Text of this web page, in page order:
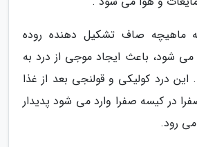
ماهیچه صاف تشکیل دهنده روده
شود، باعث ایجاد موجی از درد به
درد کولیکی و قولنجی بعد از غذا
در کیسه صفرا وارد می شود پدیدار
رود.